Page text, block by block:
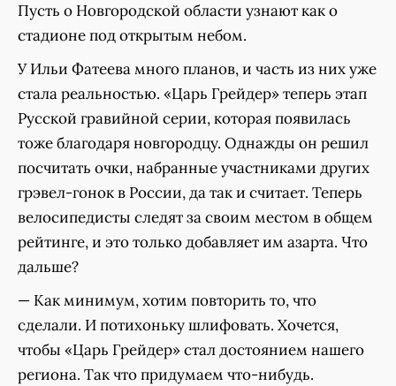
Пусть о Новгородской области узнают как о
стадионе под открытым небом.
У Ильи Фатеева много планов, и часть из них уже
стала реальностью. «Царь Грейдер» теперь этап
Русской гравийной серии, которая появилась
тоже благодаря новгородцу. Однажды он решил
посчитать очки, набранные участниками других
грэвел-гонок в России, да так и считает. Теперь
велосипедисты следят за своим местом в общем
рейтинге, и это только добавляет им азарта. Что
дальше?
— Как минимум, хотим повторить то, что
сделали. И потихоньку шлифовать. Хочется,
чтобы «Царь Грейдер» стал достоянием нашего
региона. Так что придумаем что-нибудь.